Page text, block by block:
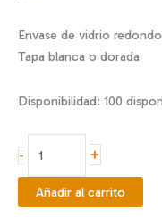
Envase de vidrio
Tapa blanca o dorada
Disponibilidad: 100
-
conservero
260
cc
+
Añadir al carrito